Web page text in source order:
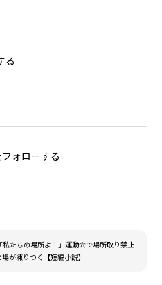
る
ォローする
「私たちの場所よ！」運動会で場所取り禁止
が凍りつく【短編小説】